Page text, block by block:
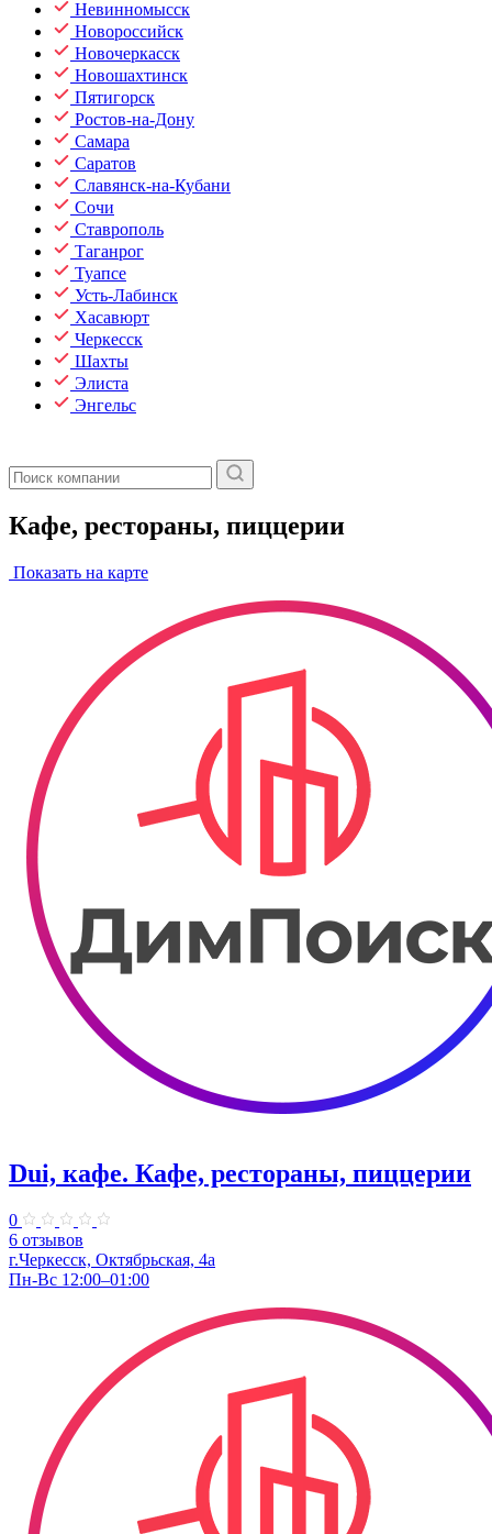
Невинномысск
Новороссийск
Новочеркасск
Новошахтинск
Пятигорск
Ростов-на-Дону
Самара
Саратов
Славянск-на-Кубани
Сочи
Ставрополь
Таганрог
Туапсе
Усть-Лабинск
Хасавюрт
Черкесск
Шахты
Элиста
Энгельс
Кафе, рестораны, пиццерии
Показать на карте
Dui, кафе. Кафе, рестораны, пиццерии
0
6 отзывов
г.Черкесск, Октябрьская, 4а
Пн-Вс 12:00–01:00